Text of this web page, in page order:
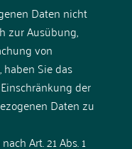
Daten nicht
zur Ausübung,
von
Sie das
der
Daten zu
Art. 21 Abs. 1